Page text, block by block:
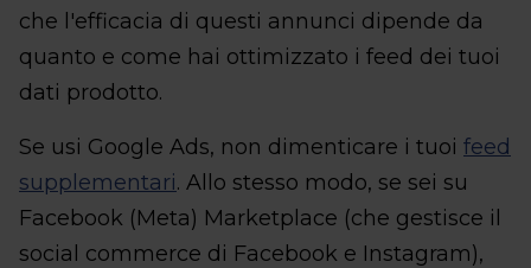
che l'efficacia di questi annunci dipende da
quanto e come hai ottimizzato i feed dei tuoi
dati prodotto.
Se usi Google Ads, non dimenticare i tuoi feed
supplementari. Allo stesso modo, se sei su
Facebook (Meta) Marketplace (che gestisce il
social commerce di Facebook e Instagram),